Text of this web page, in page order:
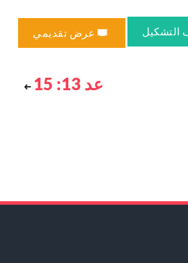
التشكيل عرض تقديمي
عد 13: 15